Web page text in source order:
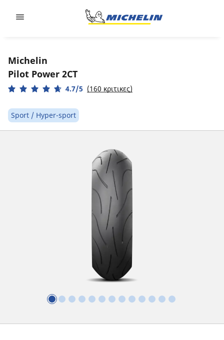
Michelin
Pilot Power 2CT
4.7/5 (160 κριτικες)
Sport / Hyper-sport